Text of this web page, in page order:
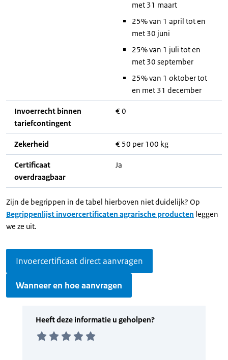
met 31 maart
25% van 1 april tot en
met 30 juni
25% van 1 juli tot en
met 30 september
25% van 1 oktober tot
en met 31 december
Invoerrecht binnen
tariefcontingent
€ 0
Zekerheid € 50 per 100 kg
Certificaat
overdraagbaar
Ja
Zijn de begrippen in de tabel hierboven niet duidelijk? Op
Begrippenlijst invoercertificaten agrarische producten leggen
we ze uit.
Invoercertificaat direct aanvragen
Wanneer en hoe aanvragen